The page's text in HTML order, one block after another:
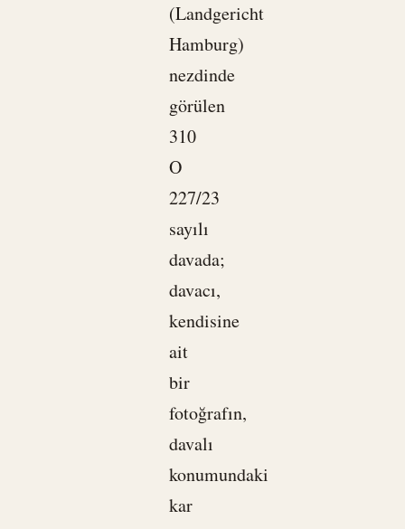
(Landgericht
Hamburg)
nezdinde
görülen
310
O
227/23
sayılı
davada;
davacı,
kendisine
ait
bir
fotoğrafın,
davalı
konumundaki
kar